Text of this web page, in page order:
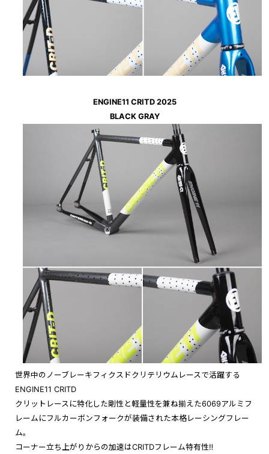
ENGINE11 CRITD 2025
BLACK GRAY
世界中のノーブレーキフィクスドクリテリウムレースで活躍する
ENGINE11 CRITD
クリットレースに特化した剛性と軽量性を兼ね揃えた6069アルミフ
レームにフルカーボンフォークが装備された本格レーシングフレー
ム。
コーナー立ち上がりからの加速はCRITDフレーム特有性‼︎